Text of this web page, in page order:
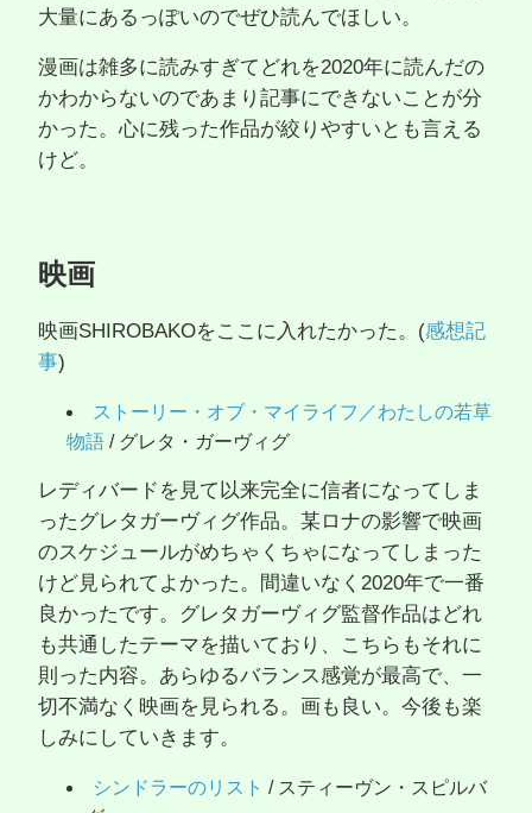
大量にあるっぽいのでぜひ読んでほしい。
漫画は雑多に読みすぎてどれを2020年に読んだの
かわからないのであまり記事にできないことが分
かった。心に残った作品が絞りやすいとも言える
けど。
映画
映画SHIROBAKOをここに入れたかった。(感想記
事)
ストーリー・オブ・マイライフ／わたしの若草
物語 / グレタ・ガーヴィグ
レディバードを見て以来完全に信者になってしま
ったグレタガーヴィグ作品。某ロナの影響で映画
のスケジュールがめちゃくちゃになってしまった
けど見られてよかった。間違いなく2020年で一番
良かったです。グレタガーヴィグ監督作品はどれ
も共通したテーマを描いており、こちらもそれに
則った内容。あらゆるバランス感覚が最高で、一
切不満なく映画を見られる。画も良い。今後も楽
しみにしていきます。
シンドラーのリスト / スティーヴン・スピルバ